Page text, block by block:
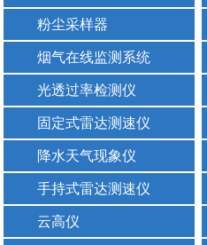
粉尘采样器
烟气在线监测系统
光透过率检测仪
固定式雷达测速仪
降水天气现象仪
手持式雷达测速仪
云高仪